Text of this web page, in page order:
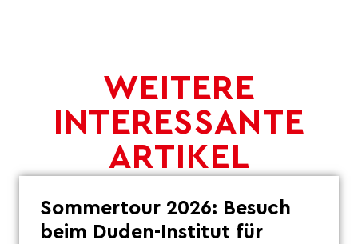
WEITERE
INTERESSANTE
ARTIKEL
Sommertour 2026: Besuch
beim Duden-Institut für